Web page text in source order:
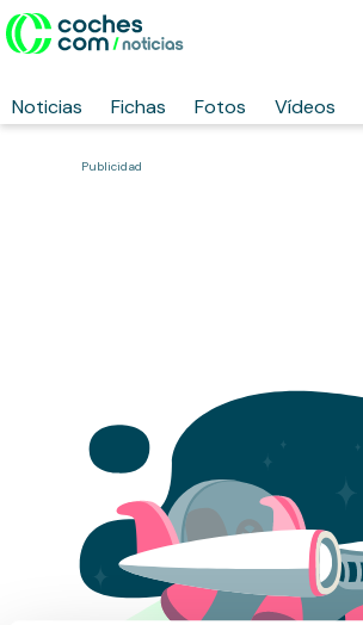
Noticias Fichas Fotos Vídeos
Publicidad